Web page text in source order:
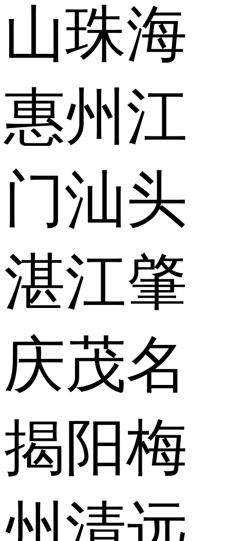
山珠海
惠州 江
门汕头
湛江肇
庆茂名
揭阳梅